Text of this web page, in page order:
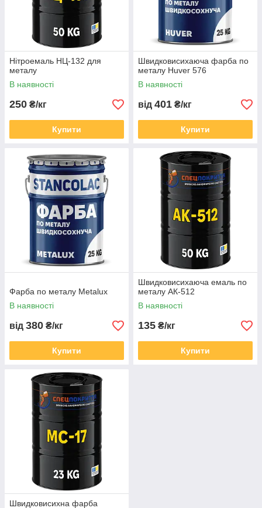
Нітроемаль НЦ-132 для
металу
В наявності
250 ₴/кг
Купити
Швидковисихаюча фарба по
металу Huver 576
В наявності
від 401 ₴/кг
Купити
Фарба по металу Metalux
В наявності
від 380 ₴/кг
Купити
Швидковисихаюча емаль по
металу АК-512
В наявності
135 ₴/кг
Купити
Швидковисихна фарба